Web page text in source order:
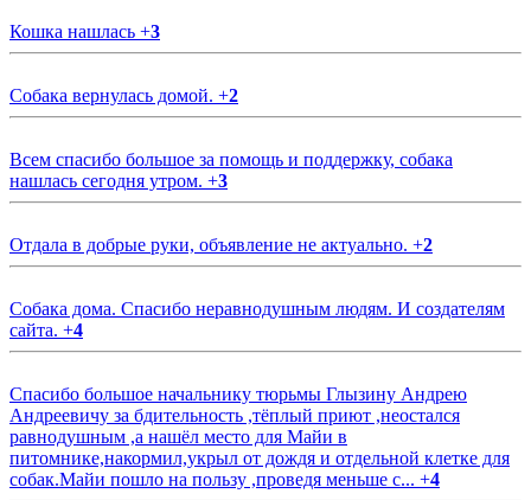
Кошка нашлась +3
Собака вернулась домой. +2
Всем спасибо большое за помощь и поддержку, собака
нашлась сегодня утром. +3
Отдала в добрые руки, объявление не актуально. +2
Собака дома. Спасибо неравнодушным людям. И создателям
сайта. +4
Спасибо большое начальнику тюрьмы Глызину Андрею
Андреевичу за бдительность ,тёплый приют ,неостался
равнодушным ,а нашёл место для Майи в
питомнике,накормил,укрыл от дождя и отдельной клетке для
собак.Майи пошло на пользу ,проведя меньше с... +4